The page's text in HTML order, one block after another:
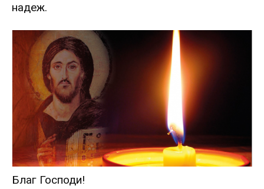
надеж.
Благ Господи!